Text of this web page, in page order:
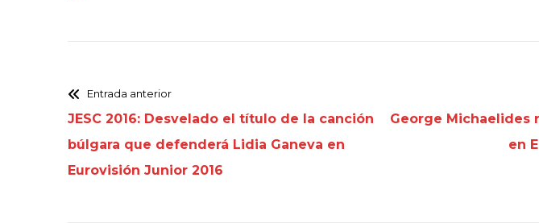
Entrada anterior
JESC 2016: Desvelado el título de la canción
búlgara que defenderá Lidia Ganeva en
Eurovisión Junior 2016
George Michaelides
en